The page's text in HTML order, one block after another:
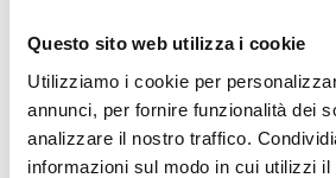
Questo sito web utilizza i cookie
Utilizziamo i cookie per
annunci, per fornire funzionalità dei
analizzare il nostro traffico.
informazioni sul modo in cui utilizzi
SOLO 200